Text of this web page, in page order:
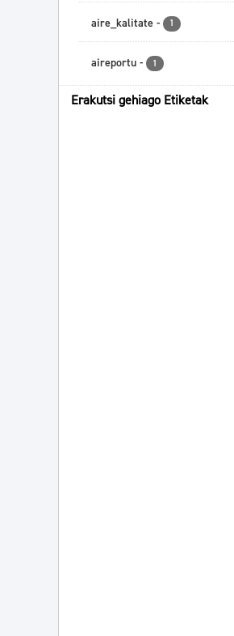
aire_kalitate - 1
aireportu - 1
Erakutsi gehiago Etiketak